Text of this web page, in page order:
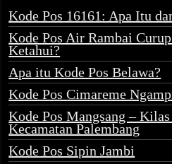
Kode Pos 16161: Apa Itu
Kode Pos Air Rambai
Ketahui?
Apa itu Kode Pos Belawa?
Kode Pos Cimareme
Kode Pos Mangsang –
Kecamatan Palembang
Kode Pos Sipin Jambi